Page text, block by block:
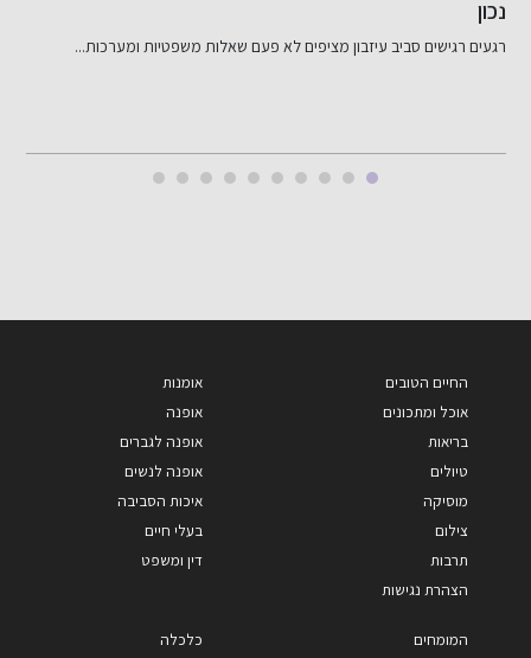
דירוג אשראי שלי: מה זה ולמה הוא חשוב? דירוג אשראי שלי...
החיים הטובים
אוכל ומתכונים
בריאות
טיולים
מוסיקה
צילום
תרבות
הצהרת נגישות
אומנות
אופנה
אופנה לגברים
אופנה לנשים
איכות הסביבה
בעלי חיים
דין ומשפט
המומחים
כלכלה